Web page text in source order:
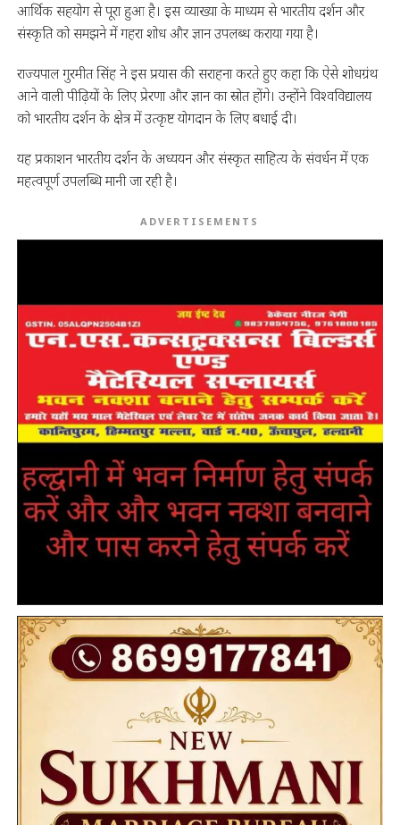
आर्थिक सहयोग से पूरा हुआ है। इस व्याख्या के माध्यम से भारतीय दर्शन और
संस्कृति को समझने में गहरा शोध और ज्ञान उपलब्ध कराया गया है।
राज्यपाल गुरमीत सिंह ने इस प्रयास की सराहना करते हुए कहा कि ऐसे शोधग्रंथ
आने वाली पीढ़ियों के लिए प्रेरणा और ज्ञान का स्रोत होंगे। उन्होंने विश्वविद्यालय
को भारतीय दर्शन के क्षेत्र में उत्कृष्ट योगदान के लिए बधाई दी।
यह प्रकाशन भारतीय दर्शन के अध्ययन और संस्कृत साहित्य के संवर्धन में एक
महत्वपूर्ण उपलब्धि मानी जा रही है।
ADVERTISEMENTS